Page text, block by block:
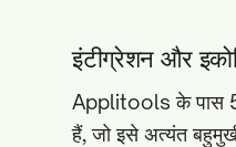
इंटीग्रेशन और
Applitools के पास
हैं, जो इसे अत्यंत